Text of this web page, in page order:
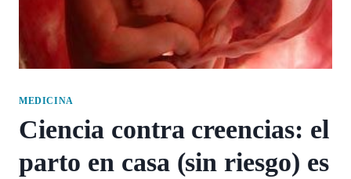
MEDICINA
Ciencia contra creencias: el
parto en casa (sin riesgo) es